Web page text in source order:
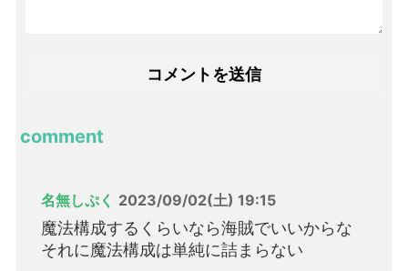
comment
名無しぷく 2023/09/02(土) 19:15
魔法構成するくらいなら海賊でいいからな
それに魔法構成は単純に詰まらない